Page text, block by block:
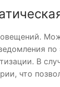
по
В
что